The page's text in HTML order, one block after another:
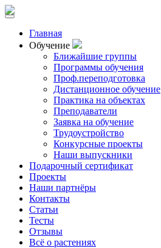
Главная
Обучение
Ближайшие группы
Программы обучения
Проф.переподготовка
Дистанционное обучение
Практика на объектах
Преподаватели
Заявка на обучение
Трудоустройство
Конкурсные проекты
Наши выпускники
Подарочный сертификат
Проекты
Наши партнёры
Контакты
Статьи
Тесты
Отзывы
Всё о растениях